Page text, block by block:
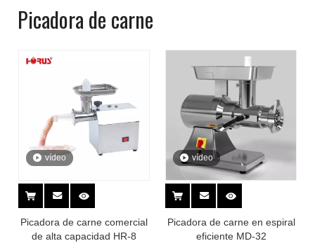
Picadora de carne
vídeo
Picadora de carne comercial
de alta capacidad HR-8
vídeo
Picadora de carne en espiral
eficiente MD-32